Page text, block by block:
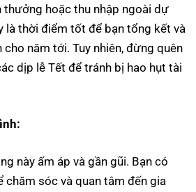
thưởng hoặc thu nhập ngoài dự
là thời điểm tốt để bạn tổng kết và
năm tới. Tuy nhiên, đừng quên
dịp lễ Tết để tránh bị hao hụt tài
này ấm áp và gần gũi. Bạn có
chăm sóc và quan tâm đến gia